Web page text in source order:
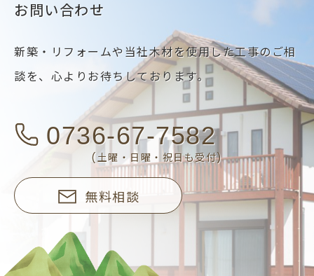
お問い合わせ
新築・リフォームや当社木材を使用した工事のご相
談を、 心よりお待ちしております。
0736-67-7582
(土曜・日曜・祝日も受付)
無料相談